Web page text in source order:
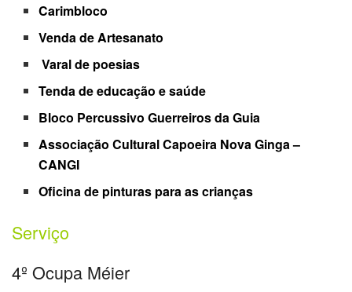
Carimbloco
Venda de Artesanato
Varal de poesias
Tenda de educação e saúde
Bloco Percussivo Guerreiros da Guia
Associação Cultural Capoeira Nova Ginga –
CANGI
Oficina de pinturas para as crianças
Serviço
4º Ocupa Méier